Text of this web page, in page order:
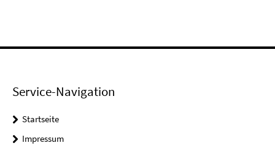
Service-Navigation
Startseite
Impressum